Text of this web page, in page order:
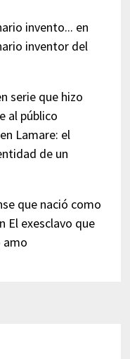
invento... en
inventor del
serie que hizo
al público
en Lamare: el
de un
que nació como
El exesclavo que
amo